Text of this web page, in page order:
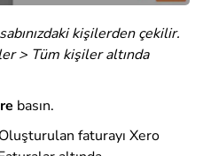
kişilerden çekilir.
> Tüm kişiler altında
basın.
faturayı Xero